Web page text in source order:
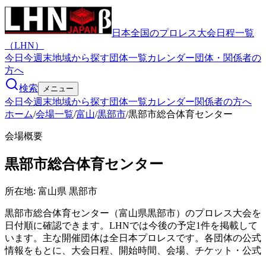
日本全国のプロレス大会日程一覧
（LHN）
今日 今週末地域から探す団体一覧カレンダー団体・関係者の
方へ
検索
メニュー
今日 今週末地域から探す団体一覧カレンダー関係者の方へ
ホーム/会場一覧/富山/黒部市/黒部市総合体育センター
会場概要
黒部市総合体育センター
所在地: 富山県 黒部市
黒部市総合体育センター（富山県黒部市）のプロレス大会を
日付順に確認できます。LHNでは今後の予定1件を掲載して
います。主な開催団体は全日本プロレスです。各団体の公式
情報をもとに、大会日程、開始時間、会場、チケット・公式